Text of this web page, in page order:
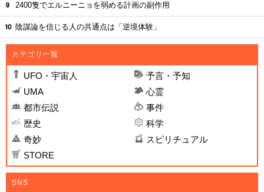
2400隻でエルニーニョを弱める計画の副作用
陰謀論を信じる人の共通点は「逆境体験」
カテゴリ一覧
UFO・宇宙人
予言・予知
UMA
心霊
都市伝説
事件
歴史
科学
奇妙
スピリチュアル
STORE
SNS